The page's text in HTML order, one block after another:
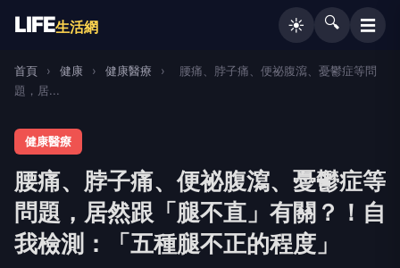
LIFE生活網 ☀️ 🔍 ☰
首頁 › 健康 › 健康醫療 ›
腰痛、脖子痛、便祕腹瀉、憂鬱症等問
題，居...
健康醫療
腰痛、脖子痛、便祕腹瀉、憂鬱症等
問題，居然跟「腿不直」有關？！自
我檢測：「五種腿不正的程度」